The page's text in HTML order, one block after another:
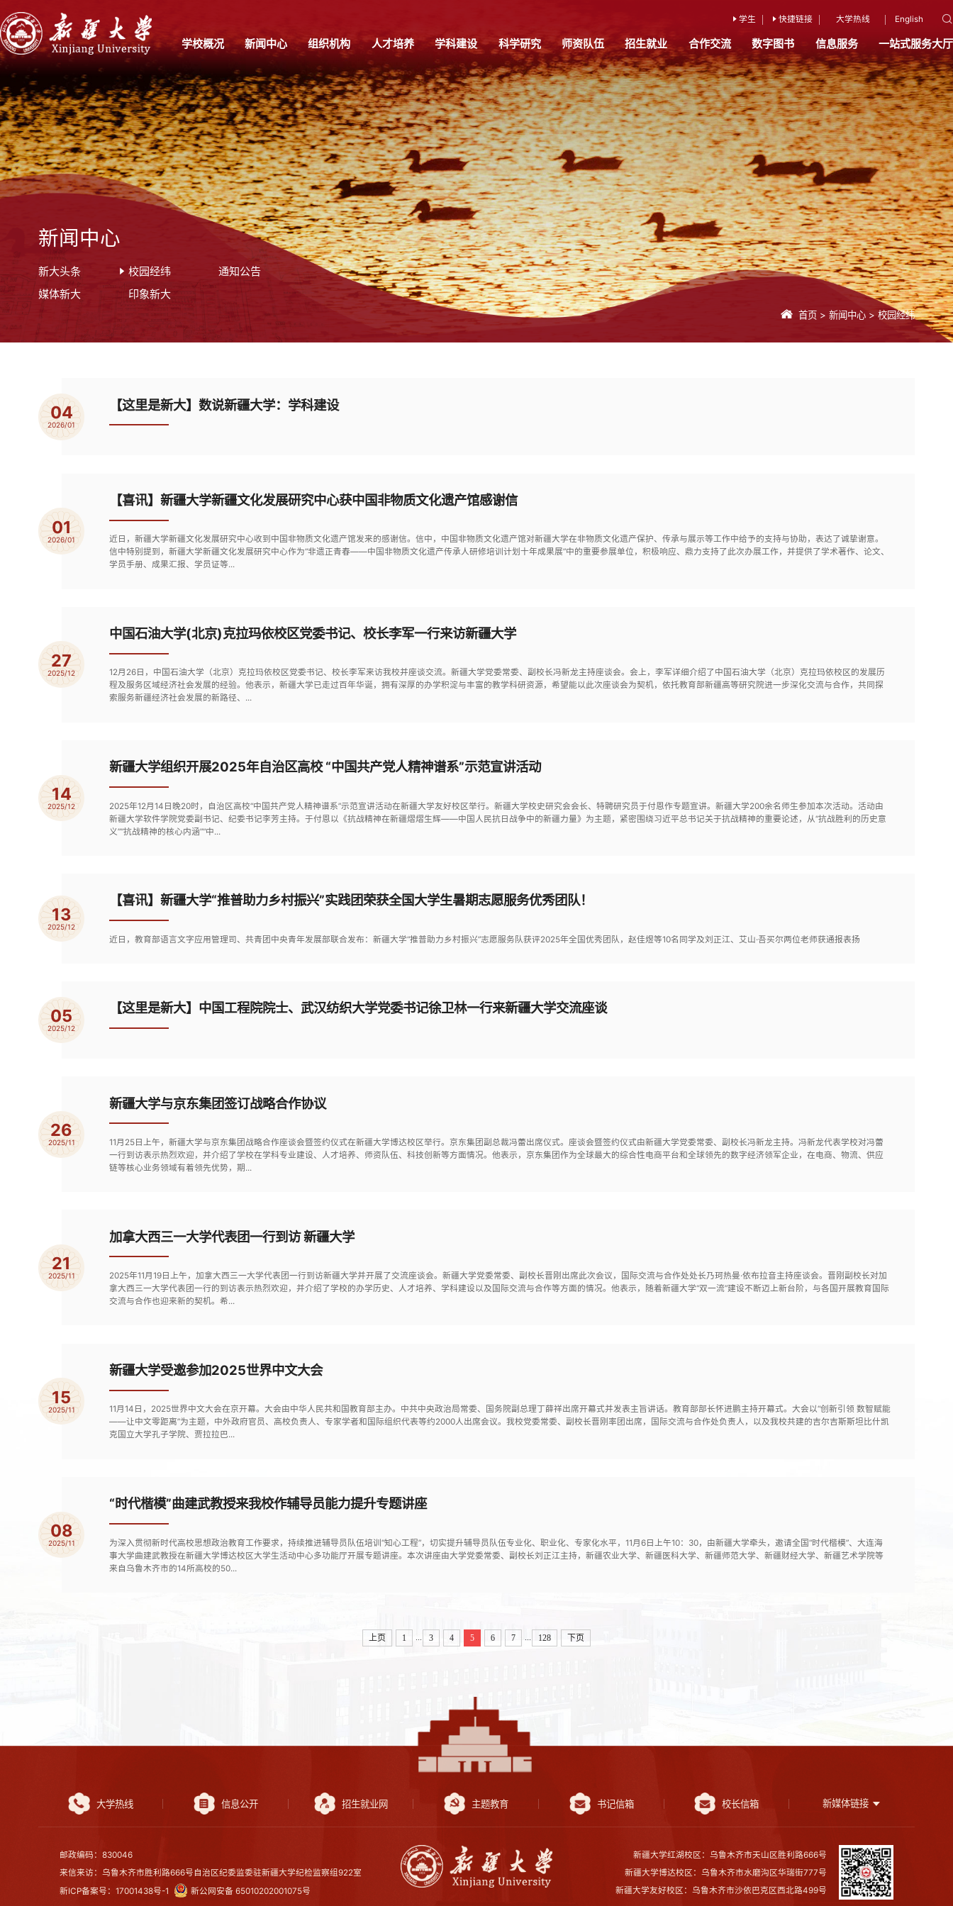
学生 快捷链接 大学热线 English
学校概况 新闻中心 组织机构 人才培养 学科建设 科学研究 师资队伍 招生就业 合作交流 数字图书 信息服务 一站式服务大厅
首页 >新闻中心 >校园经纬
新闻中心
新大头条 校园经纬
通知公告
媒体新大
印象新大
04
2026/01
【这里是新大】数说新疆大学：学科建设
01
2026/01
【喜讯】新疆大学新疆文化发展研究中心获中国非物质文化遗产馆感谢信
近日，新疆大学新疆文化发展研究中心收到中国非物质文化遗产馆发来的感谢信。信中，中国非物质文化遗产馆对新疆大学在非物质文化遗产保护、传承与展示等工作中给予的支持与协助，表达了诚挚谢意。
信中特别提到，新疆大学新疆文化发展研究中心作为“非遗正青春——中国非物质文化遗产传承人研修培训计划十年成果展”中的重要参展单位，积极响应、鼎力支持了此次办展工作，并提供了学术著作、论文、
学员手册、成果汇报、学员证等...
27
2025/12
中国石油大学(北京)克拉玛依校区党委书记、校长李军一行来访新疆大学
12月26日，中国石油大学（北京）克拉玛依校区党委书记、校长李军来访我校并座谈交流。新疆大学党委常委、副校长冯新龙主持座谈会。会上，李军详细介绍了中国石油大学（北京）克拉玛依校区的发展历
程及服务区域经济社会发展的经验。他表示，新疆大学已走过百年华诞，拥有深厚的办学积淀与丰富的教学科研资源，希望能以此次座谈会为契机，依托教育部新疆高等研究院进一步深化交流与合作，共同探
索服务新疆经济社会发展的新路径、...
14
2025/12
新疆大学组织开展2025年自治区高校 “中国共产党人精神谱系”示范宣讲活动
2025年12月14日晚20时，自治区高校“中国共产党人精神谱系”示范宣讲活动在新疆大学友好校区举行。新疆大学校史研究会会长、特聘研究员于付恩作专题宣讲。新疆大学200余名师生参加本次活动。活动由
新疆大学软件学院党委副书记、纪委书记李芳主持。于付恩以《抗战精神在新疆熠熠生辉——中国人民抗日战争中的新疆力量》为主题，紧密围绕习近平总书记关于抗战精神的重要论述，从“抗战胜利的历史意
义”“抗战精神的核心内涵”“中...
13
2025/12
【喜讯】新疆大学“推普助力乡村振兴”实践团荣获全国大学生暑期志愿服务优秀团队！
近日，教育部语言文字应用管理司、共青团中央青年发展部联合发布：新疆大学“推普助力乡村振兴”志愿服务队获评2025年全国优秀团队，赵佳煜等10名同学及刘正江、艾山·吾买尔两位老师获通报表扬
05
2025/12
【这里是新大】中国工程院院士、武汉纺织大学党委书记徐卫林一行来新疆大学交流座谈
26
2025/11
新疆大学与京东集团签订战略合作协议
11月25日上午，新疆大学与京东集团战略合作座谈会暨签约仪式在新疆大学博达校区举行。京东集团副总裁冯蕾出席仪式。座谈会暨签约仪式由新疆大学党委常委、副校长冯新龙主持。冯新龙代表学校对冯蕾
一行到访表示热烈欢迎，并介绍了学校在学科专业建设、人才培养、师资队伍、科技创新等方面情况。他表示，京东集团作为全球最大的综合性电商平台和全球领先的数字经济领军企业，在电商、物流、供应
链等核心业务领域有着领先优势，期...
21
2025/11
加拿大西三一大学代表团一行到访 新疆大学
2025年11月19日上午，加拿大西三一大学代表团一行到访新疆大学并开展了交流座谈会。新疆大学党委常委、副校长晋刚出席此次会议，国际交流与合作处处长乃珂热曼·依布拉音主持座谈会。晋刚副校长对加
拿大西三一大学代表团一行的到访表示热烈欢迎，并介绍了学校的办学历史、人才培养、学科建设以及国际交流与合作等方面的情况。他表示，随着新疆大学“双一流”建设不断迈上新台阶，与各国开展教育国际
交流与合作也迎来新的契机。希...
15
2025/11
新疆大学受邀参加2025世界中文大会
11月14日，2025世界中文大会在京开幕。大会由中华人民共和国教育部主办。中共中央政治局常委、国务院副总理丁薛祥出席开幕式并发表主旨讲话。教育部部长怀进鹏主持开幕式。大会以“创新引领 数智赋能
——让中文零距离”为主题，中外政府官员、高校负责人、专家学者和国际组织代表等约2000人出席会议。我校党委常委、副校长晋刚率团出席，国际交流与合作处负责人，以及我校共建的吉尔吉斯斯坦比什凯
克国立大学孔子学院、贾拉拉巴...
08
2025/11
“时代楷模”曲建武教授来我校作辅导员能力提升专题讲座
为深入贯彻新时代高校思想政治教育工作要求，持续推进辅导员队伍培训“知心工程”，切实提升辅导员队伍专业化、职业化、专家化水平，11月6日上午10：30，由新疆大学牵头，邀请全国“时代楷模”、大连海
事大学曲建武教授在新疆大学博达校区大学生活动中心多功能厅开展专题讲座。本次讲座由大学党委常委、副校长刘正江主持，新疆农业大学、新疆医科大学、新疆师范大学、新疆财经大学、新疆艺术学院等
来自乌鲁木齐市的14所高校的50...
上页 1 3 4 5 6 7 128 下页
大学热线 信息公开 招生就业网 主题教育 书记信箱 校长信箱 新媒体链接
邮政编码：830046
来信来访：乌鲁木齐市胜利路666号自治区纪委监委驻新疆大学纪检监察组922室
新ICP备案号：17001438号-1
新公网安备 65010202001075号
新疆大学红湖校区：乌鲁木齐市天山区胜利路666号
新疆大学博达校区：乌鲁木齐市水磨沟区华瑞街777号
新疆大学友好校区：乌鲁木齐市沙依巴克区西北路499号